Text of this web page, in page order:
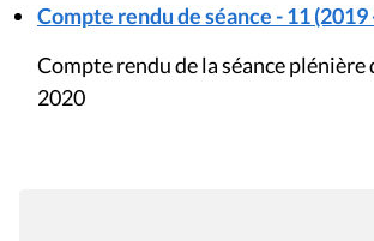
Compte rendu de séance - 11 (2019
Compte rendu de la séance plénière
2020